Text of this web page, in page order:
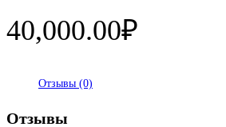
40,000.00₽
Отзывы (0)
Отзывы